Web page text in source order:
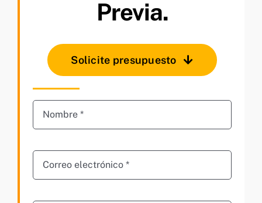
Previa.
Solicite presupuesto